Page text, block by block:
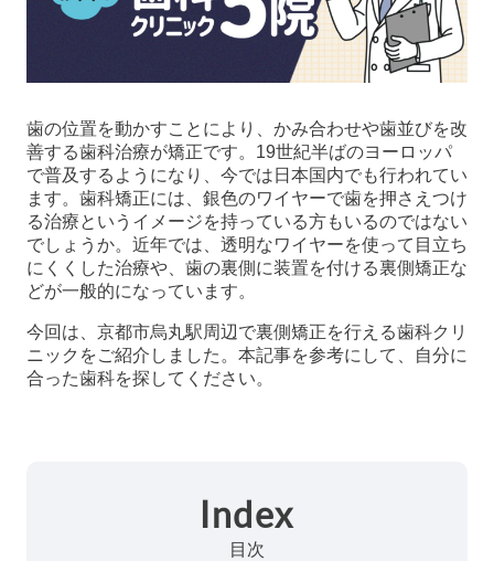
歯の位置を動かすことにより、かみ合わせや歯並びを改
善する歯科治療が矯正です。19世紀半ばのヨーロッパ
で普及するようになり、今では日本国内でも行われてい
ます。歯科矯正には、銀色のワイヤーで歯を押さえつけ
る治療というイメージを持っている方もいるのではない
でしょうか。近年では、透明なワイヤーを使って目立ち
にくくした治療や、歯の裏側に装置を付ける裏側矯正な
どが一般的になっています。
今回は、京都市烏丸駅周辺で裏側矯正を行える歯科クリ
ニックをご紹介しました。本記事を参考にして、自分に
合った歯科を探してください。
Index
目次